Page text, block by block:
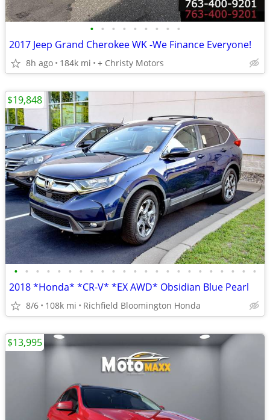
• • • • • • • • •
2017 Jeep Grand Cherokee WK -We Finance Everyone!
8h ago 184k mi + Christy Motors
• • • • • • • • • • • • • • • • • • • • • • •
2018 *Honda* *CR-V* *EX AWD* Obsidian Blue Pearl
8/6 108k mi Richfield Bloomington Honda
$19,848
$13,995